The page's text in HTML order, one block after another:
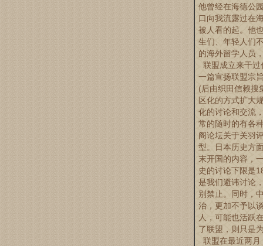
他曾经在海德公
口向我流露过在
被人看的起。他
生们、年轻人们
的海外留学人员
联盟成立来干过
一篇宣扬联盟宗
(后由织田信赖搜
区化的方式扩大
化的讨论和交流
常的随时的有各
阁论坛关于关羽
型。日本历史方
末开国的内容，
史的讨论下限是
是我们避讳讨论
别禁止。同时，
治，更加不予以
人，可能也活跃
了联盟，则只是
联盟在最近两